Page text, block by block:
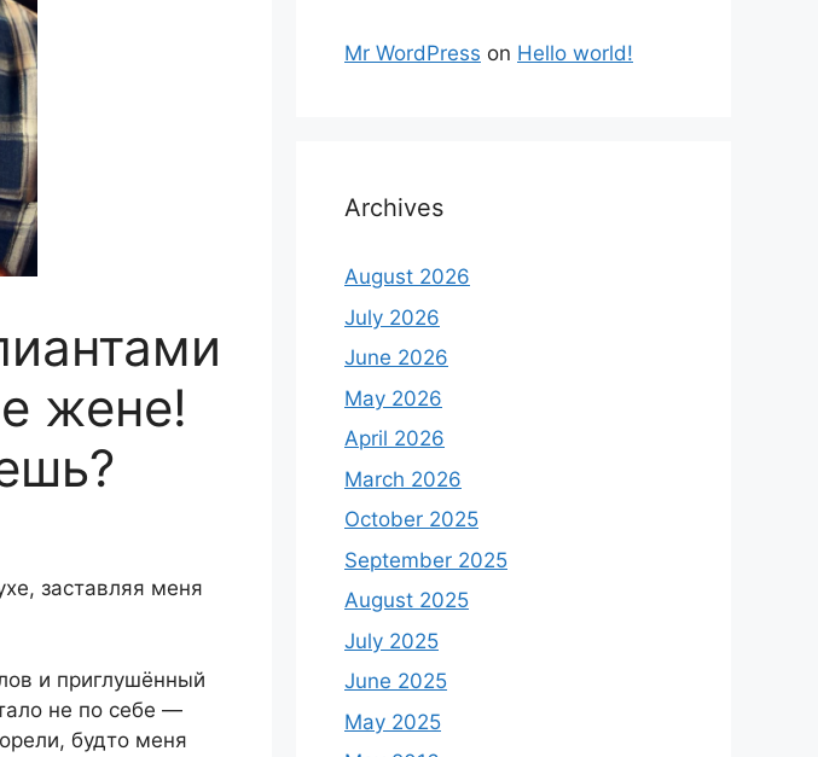
жене!
заставляя меня
и приглушённый
не по себе —
будто меня
Mr WordPress on Hello world!
Archives
August 2026
July 2026
June 2026
May 2026
April 2026
March 2026
October 2025
September 2025
August 2025
July 2025
June 2025
May 2025